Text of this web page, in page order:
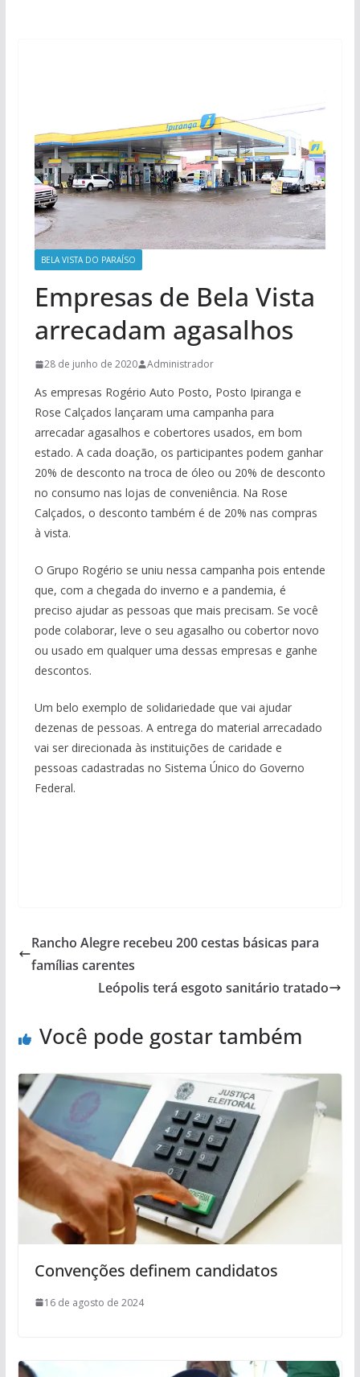
BELA VISTA DO PARAÍSO
Empresas de Bela Vista
arrecadam agasalhos
28 de junho de 2020 Administrador
As empresas Rogério Auto Posto, Posto Ipiranga e
Rose Calçados lançaram uma campanha para
arrecadar agasalhos e cobertores usados, em bom
estado. A cada doação, os participantes podem ganhar
20% de desconto na troca de óleo ou 20% de desconto
no consumo nas lojas de conveniência. Na Rose
Calçados, o desconto também é de 20% nas compras
à vista.
O Grupo Rogério se uniu nessa campanha pois entende
que, com a chegada do inverno e a pandemia, é
preciso ajudar as pessoas que mais precisam. Se você
pode colaborar, leve o seu agasalho ou cobertor novo
ou usado em qualquer uma dessas empresas e ganhe
descontos.
Um belo exemplo de solidariedade que vai ajudar
dezenas de pessoas. A entrega do material arrecadado
vai ser direcionada às instituições de caridade e
pessoas cadastradas no Sistema Único do Governo
Federal.
Rancho Alegre recebeu 200 cestas básicas para
famílias carentes
Leópolis terá esgoto sanitário tratado
Você pode gostar também
Convenções definem candidatos
16 de agosto de 2024